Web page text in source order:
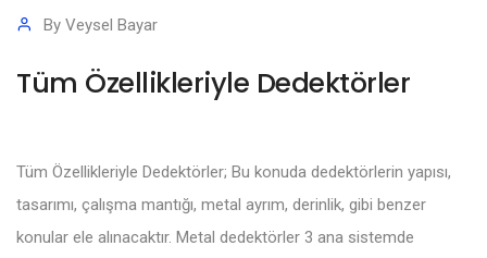
By Veysel Bayar
Tüm Özellikleriyle Dedektörler
Tüm Özellikleriyle Dedektörler; Bu konuda dedektörlerin yapısı,
tasarımı, çalışma mantığı, metal ayrım, derinlik, gibi benzer
konular ele alınacaktır. Metal dedektörler 3 ana sistemde